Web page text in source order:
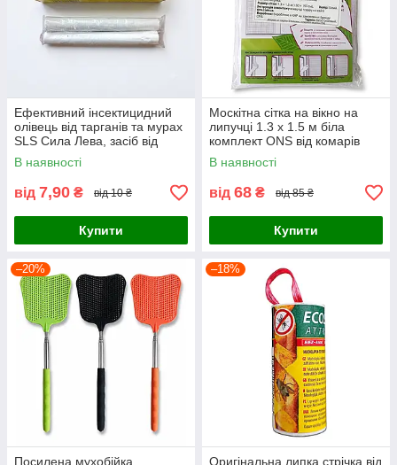
Ефективний інсектицидний
олівець від тарганів та мурах
SLS Сила Лева, засіб від
комах (2 крейди)
В наявності
від 7,90 ₴ від 10 ₴
Купити
Москітна сітка на вікно на
липучці 1.3 х 1.5 м біла
комплект ONS від комарів
пилу та пуху
В наявності
від 68 ₴ від 85 ₴
Купити
–20%
Посилена мухобійка
–18%
Оригінальна липка стрічка від